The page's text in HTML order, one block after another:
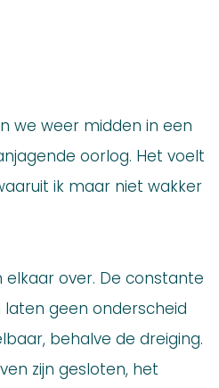
we weer midden in een
oorlog. Het voelt
ik maar niet wakker
over. De constante
geen onderscheid
behalve de dreiging.
zijn gesloten, het